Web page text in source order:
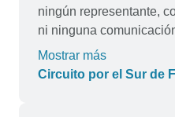
ningún representante,
ni ninguna
estuve en París. Estaba
suponía que este viaje
Mostrar más
Circuito por el Sur de